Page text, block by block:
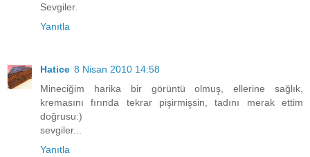
Sevgiler.
Yanıtla
Hatice 8 Nisan 2010 14:58
Mineciğim harika bir görüntü olmuş, ellerine sağlık,
kremasını fırında tekrar pişirmişsin, tadını merak ettim
doğrusu:)
sevgiler...
Yanıtla